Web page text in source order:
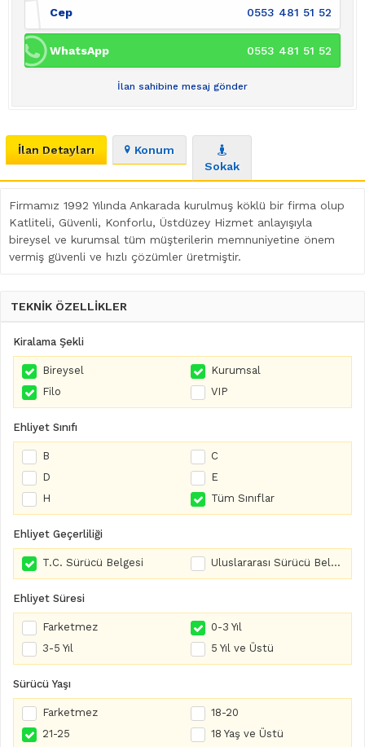
Cep 0553 481 51 52
WhatsApp 0553 481 51 52
İlan sahibine mesaj gönder
İlan Detayları
Konum
Sokak
Firmamız 1992 Yılında Ankarada kurulmuş köklü bir firma olup
Katliteli, Güvenli, Konforlu, Üstdüzey Hizmet anlayışıyla
bireysel ve kurumsal tüm müşterilerin memnuniyetine önem
vermiş güvenli ve hızlı çözümler üretmiştir.
TEKNİK ÖZELLİKLER
Kiralama Şekli
Bireysel
Kurumsal
Filo
VIP
Ehliyet Sınıfı
B
C
D
E
H
Tüm Sınıflar
Ehliyet Geçerliliği
T.C. Sürücü Belgesi Uluslararası Sürücü Belgesi
Ehliyet Süresi
Farketmez
0-3 Yıl
3-5 Yıl
5 Yıl ve Üstü
Sürücü Yaşı
Farketmez
18-20
21-25
18 Yaş ve Üstü